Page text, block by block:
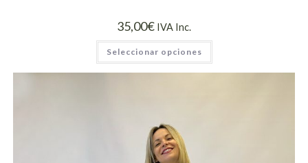
35,00€ IVA Inc.
Seleccionar opciones